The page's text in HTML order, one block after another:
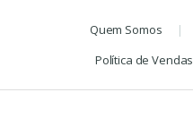
Quem Somos
Política de Vendas